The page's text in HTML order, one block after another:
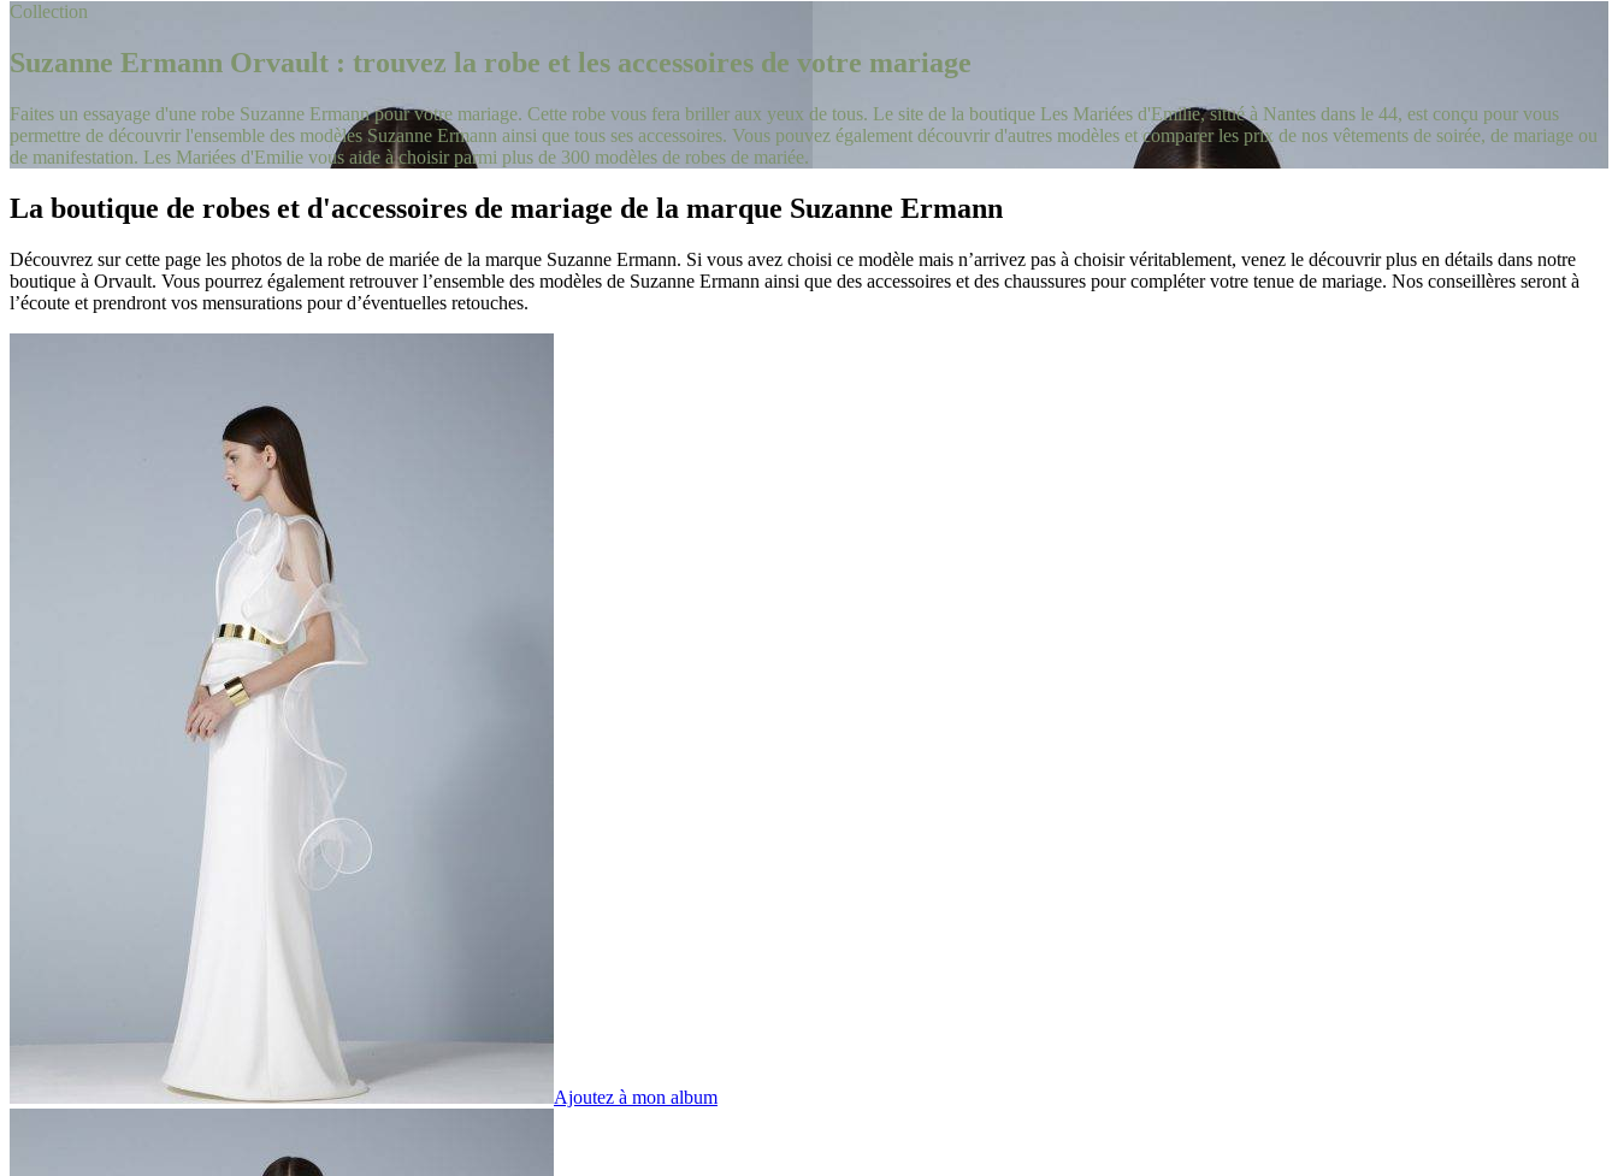
Collection
Suzanne Ermann Orvault : trouvez la robe et les accessoires de votre mariage
Faites un essayage d'une robe Suzanne Ermann pour votre mariage. Cette robe vous fera briller aux yeux de tous. Le site de la boutique Les Mariées d'Emilie, situé à Nantes dans le 44, est conçu pour vous
permettre de découvrir l'ensemble des modèles Suzanne Ermann ainsi que tous ses accessoires. Vous pouvez également découvrir d'autres modèles et comparer les prix de nos vêtements de soirée, de mariage ou
de manifestation. Les Mariées d'Emilie vous aide à choisir parmi plus de 300 modèles de robes de mariée.
La boutique de robes et d'accessoires de mariage de la marque Suzanne Ermann
Découvrez sur cette page les photos de la robe de mariée de la marque Suzanne Ermann. Si vous avez choisi ce modèle mais n’arrivez pas à choisir véritablement, venez le découvrir plus en détails dans notre
boutique à Orvault. Vous pourrez également retrouver l’ensemble des modèles de Suzanne Ermann ainsi que des accessoires et des chaussures pour compléter votre tenue de mariage. Nos conseillères seront à
l’écoute et prendront vos mensurations pour d’éventuelles retouches.
Ajoutez à mon album